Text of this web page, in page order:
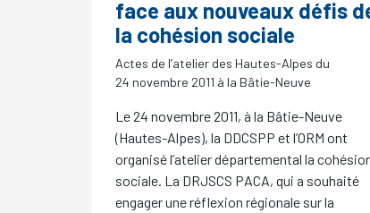
face aux nouveaux défis
la cohésion sociale
Actes de l’atelier des Hautes-Alpes du
24 novembre 2011 à la Bâtie-Neuve
Le 24 novembre 2011, à la Bâtie-Neuve
(Hautes-Alpes), la DDCSPP et l’ORM ont
organisé l’atelier départemental la
sociale. La DRJSCS PACA, qui a souhaité
engager une réflexion régionale sur la